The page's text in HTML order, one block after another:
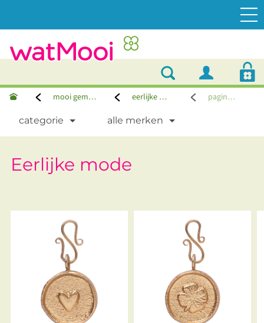
mooi gemaakt eerlijke mode pagina 50
categorie alle merken
Eerlijke mode